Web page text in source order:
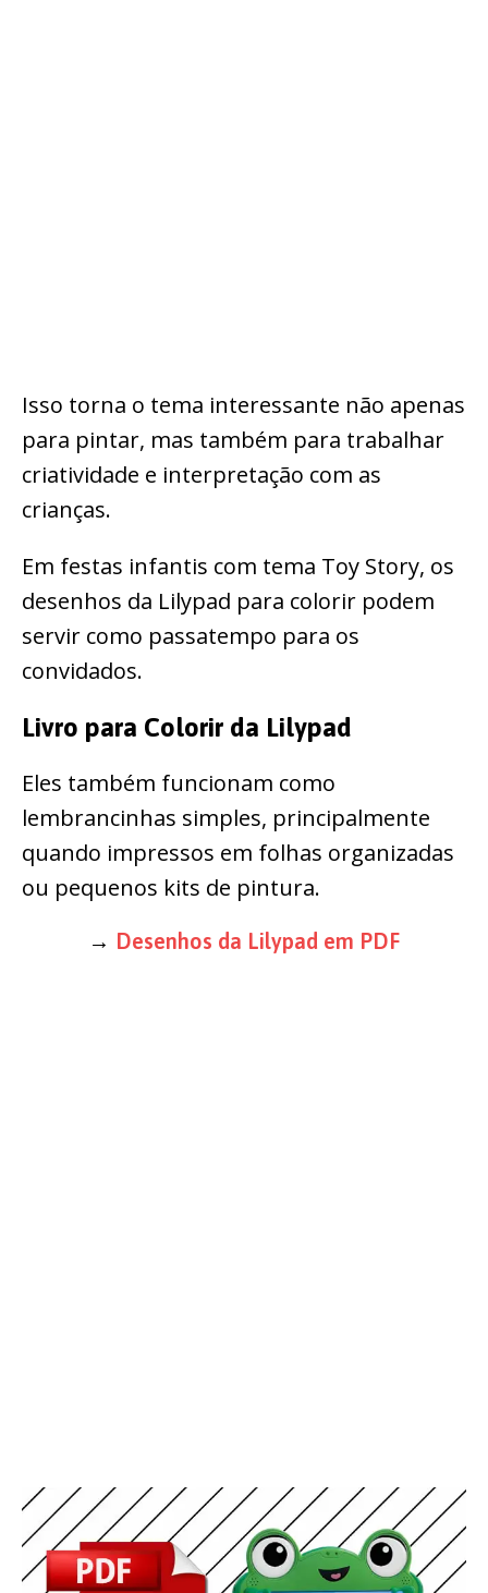
Isso torna o tema interessante não apenas
para pintar, mas também para trabalhar
criatividade e interpretação com as
crianças.
Em festas infantis com tema Toy Story, os
desenhos da Lilypad para colorir podem
servir como passatempo para os
convidados.
Livro para Colorir da Lilypad
Eles também funcionam como
lembrancinhas simples, principalmente
quando impressos em folhas organizadas
ou pequenos kits de pintura.
→ Desenhos da Lilypad em PDF